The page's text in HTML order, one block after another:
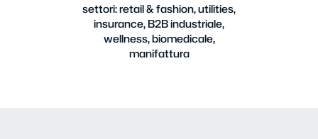
settori: retail & fashion, utilities,
insurance, B2B industriale,
wellness, biomedicale,
manifattura